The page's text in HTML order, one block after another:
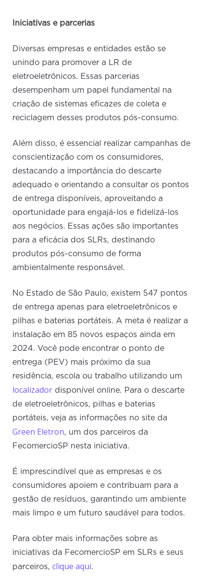
Iniciativas e parcerias
Diversas empresas e entidades estão se
unindo para promover a LR de
eletroeletrônicos. Essas parcerias
desempenham um papel fundamental na
criação de sistemas eficazes de coleta e
reciclagem desses produtos pós-consumo.
Além disso, é essencial realizar campanhas de
conscientização com os consumidores,
destacando a importância do descarte
adequado e orientando a consultar os pontos
de entrega disponíveis, aproveitando a
oportunidade para engajá-los e fidelizá-los
aos negócios. Essas ações são importantes
para a eficácia dos SLRs, destinando
produtos pós-consumo de forma
ambientalmente responsável.
No Estado de São Paulo, existem 547 pontos
de entrega apenas para eletroeletrônicos e
pilhas e baterias portáteis. A meta é realizar a
instalação em 85 novos espaços ainda em
2024. Você pode encontrar o ponto de
entrega (PEV) mais próximo da sua
residência, escola ou trabalho utilizando um
localizador disponível online. Para o descarte
de eletroeletrônicos, pilhas e baterias
portáteis, veja as informações no site da
Green Eletron, um dos parceiros da
FecomercioSP nesta iniciativa.
É imprescindível que as empresas e os
consumidores apoiem e contribuam para a
gestão de resíduos, garantindo um ambiente
mais limpo e um futuro saudável para todos.
Para obter mais informações sobre as
iniciativas da FecomercioSP em SLRs e seus
parceiros,clique aqui.